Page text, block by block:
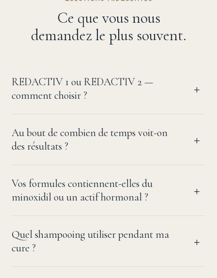
Ce que vous nous
demandez le plus souvent.
REDACTIV 1 ou REDACTIV 2 —
comment choisir ?
Au bout de combien de temps voit-on
des résultats ?
Vos formules contiennent-elles du
minoxidil ou un actif hormonal ?
Quel shampooing utiliser pendant ma
cure ?